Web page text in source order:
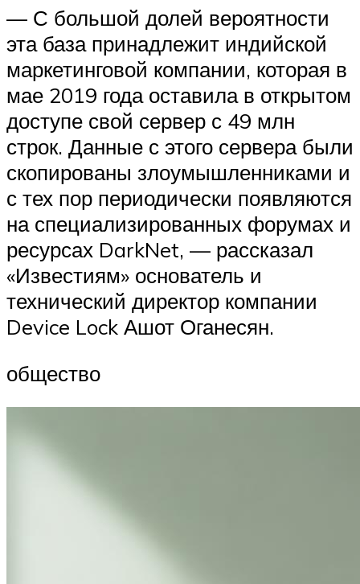
— С большой долей вероятности
эта база принадлежит индийской
маркетинговой компании, которая в
мае 2019 года оставила в открытом
доступе свой сервер с 49 млн
строк. Данные с этого сервера были
скопированы злоумышленниками и
с тех пор периодически появляются
на специализированных форумах и
ресурсах DarkNet, — рассказал
«Известиям» основатель и
технический директор компании
Device Lock Ашот Оганесян.
общество